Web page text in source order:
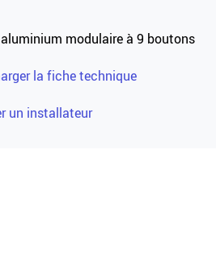
modulaire à 9 boutons
la fiche technique
un installateur